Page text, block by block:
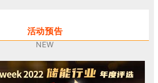
活动预告
NEW